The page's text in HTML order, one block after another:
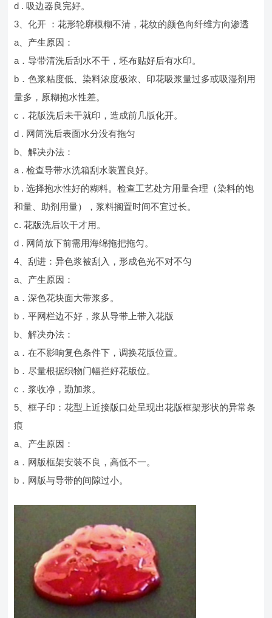
d . 吸边器良完好。
3、化开 ：花形轮廓模糊不清，花纹的颜色向纤维方向渗透
a、产生原因：
a．导带清洗后刮水不干，坯布贴好后有水印。
b．色浆粘度低、染料浓度极浓、印花吸浆量过多或吸湿剂用
量多，原糊抱水性差。
c．花版洗后未干就印，造成前几版化开。
d . 网筒洗后表面水分没有拖匀
b、解决办法：
a . 检查导带水洗箱刮水装置良好。
b . 选择抱水性好的糊料。检查工艺处方用量合理（染料的饱
和量、助剂用量），浆料搁置时间不宜过长。
c. 花版洗后吹干才用。
d . 网筒放下前需用海绵拖把拖匀。
4、刮进：异色浆被刮入，形成色光不对不匀
a、产生原因：
a．深色花块面大带浆多。
b．平网栏边不好，浆从导带上带入花版
b、解决办法：
a．在不影响复色条件下，调换花版位置。
b．尽量根据织物门幅拦好花版位。
c．浆收净，勤加浆。
5、框子印：花型上近接版口处呈现出花版框架形状的异常条
痕
a、产生原因：
a．网版框架安装不良，高低不一。
b．网版与导带的间隙过小。